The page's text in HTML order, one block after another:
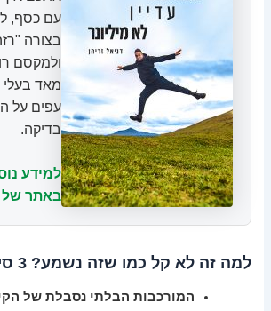
עם כסף,
בצורה
ולמקסם
מאד בעלי
עפים על
בדיקה.
למידע
באתר של
למה זה לא קל כמו שזה נשמע? 3 סיבות מרכזיות
המורכבות הבלתי נסבלת של